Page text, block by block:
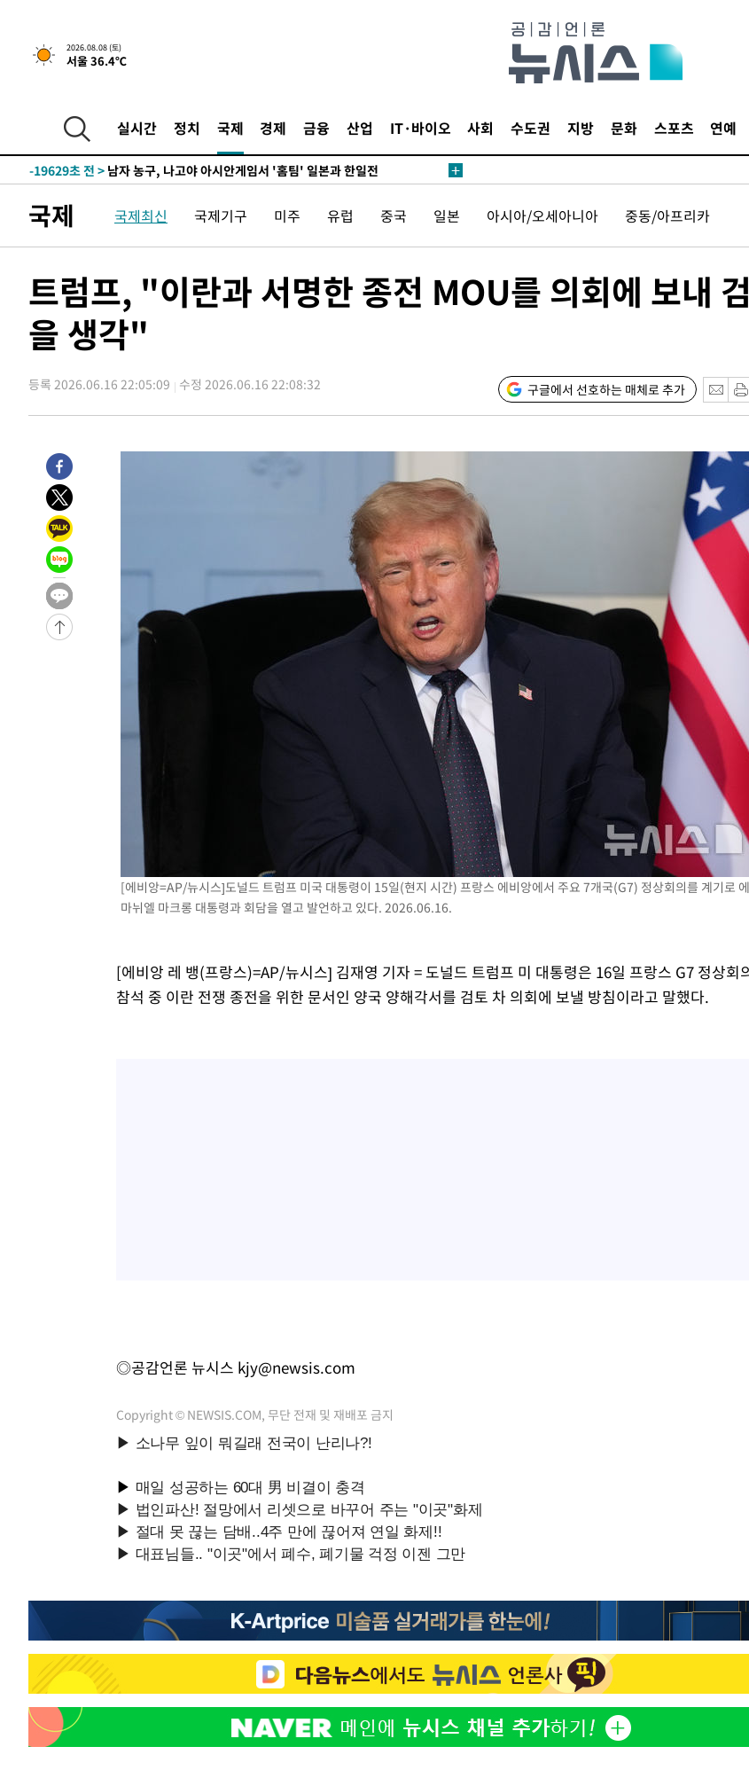
2026.08.08 (토)
서울 36.4℃
실시간 정치 국제 경제 금융 산업 IT·바이오 사회 수도권 지방 문화 스포츠 연예
2시간 전 >[속보]뉴욕증시 상승 마감…S&P 0.6% 나스닥 1.3%↑
-24385초 전 >
백운산서 80년근 천종산삼 9뿌리 발견…감정가 1.3억원
-22095초 전 >
-19629초 전 > 남자 농구, 나고야 아시안게임서 '홈팀' 일본과 한일전
-15232초 전 >
극한폭염 한풀 꺾이지만…'낮 최고 35도' 무더위, 열대야 계속[다음
-12250초 전 >축구협회 "압수수색·성접대 논란 사과…쇄신의 기회로 삼겠다"
송"
10분 전 >'최고 37도' 폭염 지속…강원동해안 최대 150㎜ 비
2시간 전 > [속보]뉴욕증시 상승 마감…S&P 0.6% 나스닥 1.3%↑
-28278초 전 >강릉에 시간당 81.4㎜ 물폭탄…도로 잠기고 담벼락 붕괴
-22095초 전 >선재도서 해루질 나섰다 실종 60대, 닷새 만에 숨진 채 발견
-19629초 전 >남자 농구, 나고야 아시안게임서 '홈팀' 일본과 한일전
-15232초 전 >
주 날씨]
-12250초 전 >
축구협회 "압수수색·성접대 논란 사과…쇄신의 기회로 삼겠다"
-10767초 전 >
[속보]'압수수색·성접대 논란' 축구협회 "실망과 걱정 안겨드려 죄
송"
10분 전 >
2시간 전 >
[속보]뉴욕증시 상승 마감…S&P 0.6% 나스닥 1.3%↑
국제 국제최신 국제기구 미주 유럽 중국 일본 아시아/오세아니아 중동/아프리카
트럼프, "이란과 서명한 종전 MOU를 의회에 보내
을 생각"
등록 2026.06.16 22:05:09 수정 2026.06.16 22:08:32 구글에서 선호하는 매체로 추가
[에비앙=AP/뉴시스]도널드 트럼프 미국 대통령이 15일(현지 시간) 프랑스 에비앙에서 주요 7개국(G7) 정상회의를 계기로 에
마뉘엘 마크롱 대통령과 회담을 열고 발언하고 있다. 2026.06.16.
[에비앙 레 뱅(프랑스)=AP/뉴시스] 김재영 기자 = 도널드 트럼프 미 대통령은 16일 프랑스 G7 정상회
참석 중 이란 전쟁 종전을 위한 문서인 양국 양해각서를 검토 차 의회에 보낼 방침이라고 말했다.
◎공감언론 뉴시스 kjy@newsis.com
Copyright © NEWSIS.COM, 무단 전재 및 재배포 금지
표창원, 남규리에
사과…"제가 틀렸
2
"창 3개 띄워도
라', 일주일 써보니
4
닥 1.3%↑